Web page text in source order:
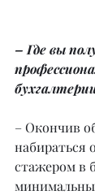
– Где вы
– Окончив
набираться
стажером в